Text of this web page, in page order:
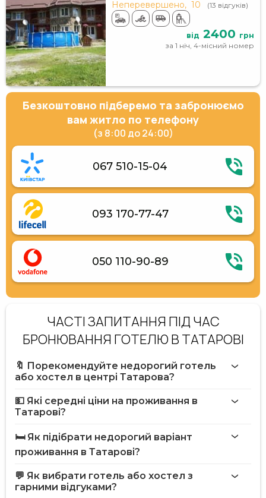
Неперевершено, 10 (13 відгуків)
від 2400 грн
за 1 ніч, 4-місний номер
Безкоштовно підберемо та забронюємо
вам житло по телефону
(з 8:00 до 24:00)
067 510-15-04
093 170-77-47
050 110-90-89
ЧАСТІ ЗАПИТАННЯ ПІД ЧАС
БРОНЮВАННЯ ГОТЕЛЮ В ТАТАРОВІ
🔖 Порекомендуйте недорогий готель
або хостел в центрі Татарова?
💵 Які середні ціни на проживання в
Татарові?
🛏️ Як підібрати недорогий варіант
проживання в Татарові?
💬 Як вибрати готель або хостел з
гарними відгуками?